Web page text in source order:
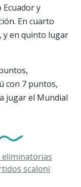
y
En cuarto
y en quinto lugar
con 7 puntos,
jugar el Mundial
eliminatorias
scaloni